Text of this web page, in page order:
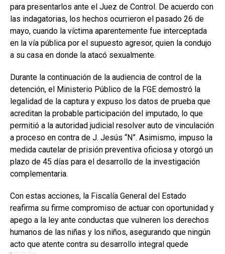
para presentarlos ante el Juez de Control. De acuerdo con
las indagatorias, los hechos ocurrieron el pasado 26 de
mayo, cuando la víctima aparentemente fue interceptada
en la vía pública por el supuesto agresor, quien la condujo
a su casa en donde la atacó sexualmente.
Durante la continuación de la audiencia de control de la
detención, el Ministerio Público de la FGE demostró la
legalidad de la captura y expuso los datos de prueba que
acreditan la probable participación del imputado, lo que
permitió a la autoridad judicial resolver auto de vinculación
a proceso en contra de J. Jesús “N”. Asimismo, impuso la
medida cautelar de prisión preventiva oficiosa y otorgó un
plazo de 45 días para el desarrollo de la investigación
complementaria.
Con estas acciones, la Fiscalía General del Estado
reafirma su firme compromiso de actuar con oportunidad y
apego a la ley ante conductas que vulneren los derechos
humanos de las niñas y los niños, asegurando que ningún
acto que atente contra su desarrollo integral quede